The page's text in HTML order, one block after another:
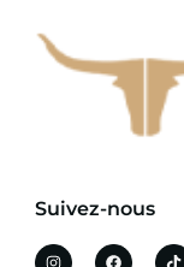
Suivez-nous